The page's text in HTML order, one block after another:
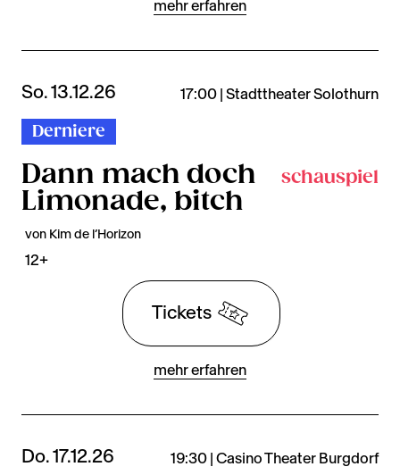
mehr erfahren
So. 13.12.26 17:00 | Stadttheater Solothurn
Derniere
Dann mach doch
Limonade, bitch
schauspiel
von Kim de l’Horizon
12+
Tickets
mehr erfahren
Do. 17.12.26 19:30 | Casino Theater Burgdorf